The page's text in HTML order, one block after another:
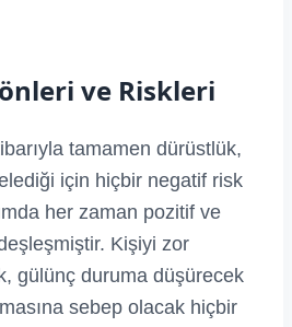
ve Riskleri
tamamen dürüstlük,
için hiçbir negatif risk
her zaman pozitif ve
Kişiyi zor
gülünç duruma düşürecek
sebep olacak hiçbir